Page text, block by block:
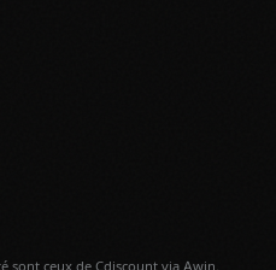
sont ceux de Cdiscount via Awin.